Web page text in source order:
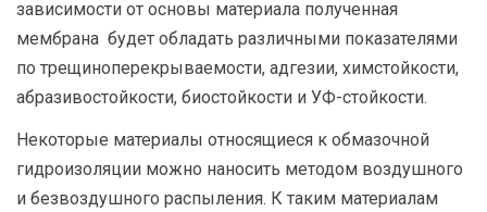
зависимости от основы материала полученная
мембрана будет обладать различными показателями
по трещиноперекрываемости, адгезии, химстойкости,
абразивостойкости, биостойкости и УФ-стойкости.
Некоторые материалы относящиеся к обмазочной
гидроизоляции можно наносить методом воздушного
и безвоздушного распыления. К таким материалам